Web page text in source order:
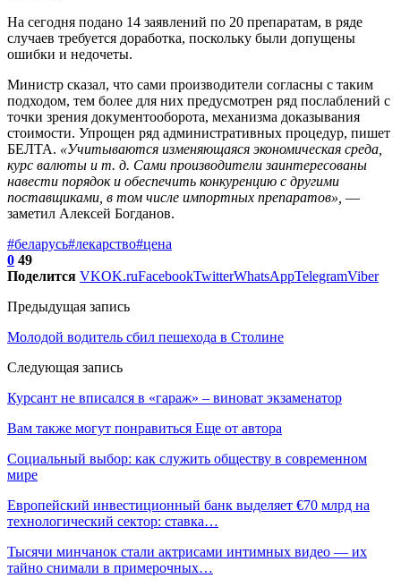
На сегодня подано 14 заявлений по 20 препаратам, в ряде
случаев требуется доработка, поскольку были допущены
ошибки и недочеты.
Министр сказал, что сами производители согласны с таким
подходом, тем более для них предусмотрен ряд послаблений с
точки зрения документооборота, механизма доказывания
стоимости. Упрощен ряд административных процедур, пишет
БЕЛТА. «Учитываются изменяющаяся экономическая среда,
курс валюты и т. д. Сами производители заинтересованы
навести порядок и обеспечить конкуренцию с другими
поставщиками, в том числе импортных препаратов», —
заметил Алексей Богданов.
#беларусь#лекарство#цена
0 49
Поделится VKOK.ruFacebookTwitterWhatsAppTelegramViber
Предыдущая запись
Молодой водитель сбил пешехода в Столине
Следующая запись
Курсант не вписался в «гараж» – виноват экзаменатор
Вам также могут понравиться Еще от автора
Социальный выбор: как служить обществу в современном
мире
Европейский инвестиционный банк выделяет €70 млрд на
технологический сектор: ставка…
Тысячи минчанок стали актрисами интимных видео — их
тайно снимали в примерочных…